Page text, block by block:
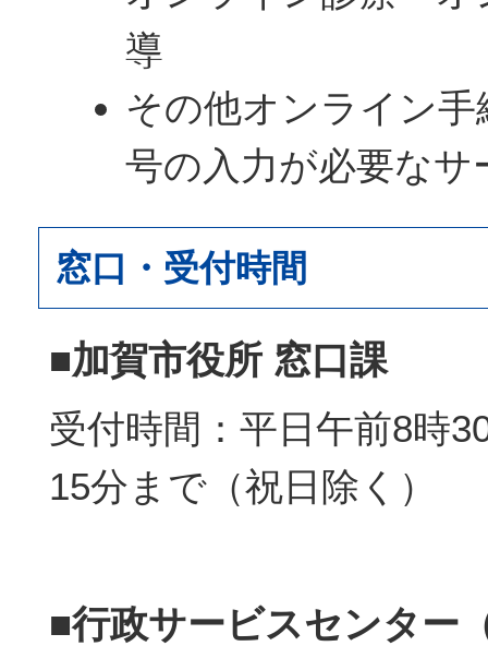
導
その他オンライン
号の入力が必要なサ
窓口・受付時間
■加賀市役所 窓口課
受付時間：平日午前8時
15分まで（祝日除く）
■行政サービスセンター